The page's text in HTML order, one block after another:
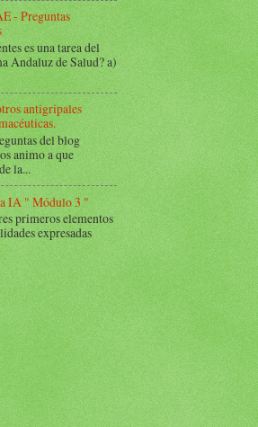
- Preguntas
es una tarea del
Andaluz de Salud? a)
antigripales
del blog
animo a que
la...
IA " Módulo 3 "
primeros elementos
expresadas